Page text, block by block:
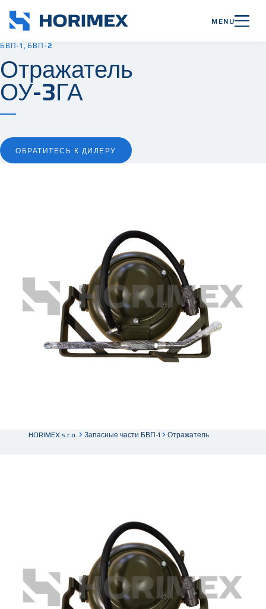
MENU
БВП-1, БВП-2
Отражатель
ОУ-3ГА
ОБРАТИТЕСЬ К ДИЛЕРУ
HORIMEX s.r.o. Запасные части БВП-1 Отражатель